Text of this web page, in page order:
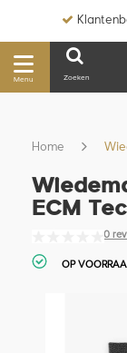
Menu Zoeken
Home
ECM
0
OP